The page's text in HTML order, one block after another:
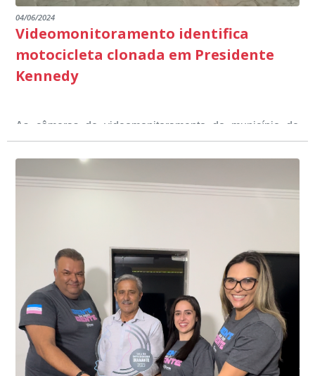
04/06/2024
Videomonitoramento identifica
motocicleta clonada em Presidente
Kennedy
As câmeras de videomonitoramento do município de
Presidente Kennedy identificaram neste fim de semana,
01 de junho, uma motocicleta com indícios de
adulteração, imediatamente, a central de
videomonitoramento acionou a Guarda Civil Municipal,
Durante a abordagem a adulteração foi comprovada,
através da conferência do Chassi, a motocicleta, bem
conta do sistema de videomonitoramento instalado
recentemente em todo o município de Presidente
Kennedy, o sistema é integrado com outros municípios
do país, sendo possível a identificação de veículos por
meio do cruzamento de informações, nesse caso
específico, com dados de uma cidade do Estado do Rio
de Janeiro.
“Mais de 100 câmeras foram instaladas na sede e no
interior de Presidente Kennedy, garantindo mais
segurança à população, seja nas ruas, no comércio, os
produtores agropecuários. Estamos no rumo certo,
parabéns a todos os servidores que contribuem para a